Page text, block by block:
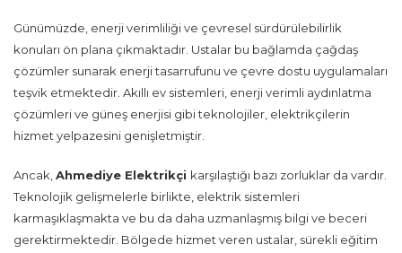
Günümüzde, enerji verimliliği ve çevresel sürdürülebilirlik
konuları ön plana çıkmaktadır. Ustalar bu bağlamda çağdaş
çözümler sunarak enerji tasarrufunu ve çevre dostu uygulamaları
teşvik etmektedir. Akıllı ev sistemleri, enerji verimli aydınlatma
çözümleri ve güneş enerjisi gibi teknolojiler, elektrikçilerin
hizmet yelpazesini genişletmiştir.
Ancak, Ahmediye Elektrikçi karşılaştığı bazı zorluklar da vardır.
Teknolojik gelişmelerle birlikte, elektrik sistemleri
karmaşıklaşmakta ve bu da daha uzmanlaşmış bilgi ve beceri
gerektirmektedir. Bölgede hizmet veren ustalar, sürekli eğitim